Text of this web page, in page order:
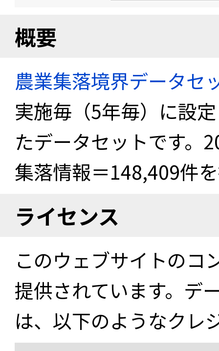
概要
農業集落境界データセ
実施毎（5年毎）に設
たデータセットです。
集落情報＝148,409件
ライセンス
このウェブサイトのコ
提供されています。デ
は、以下のようなクレ